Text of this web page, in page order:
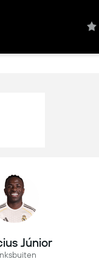
Júnior